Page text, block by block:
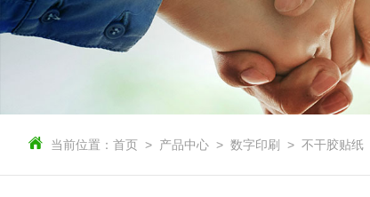
当前位置： 首页 产品中心 数字印刷 不干胶贴纸